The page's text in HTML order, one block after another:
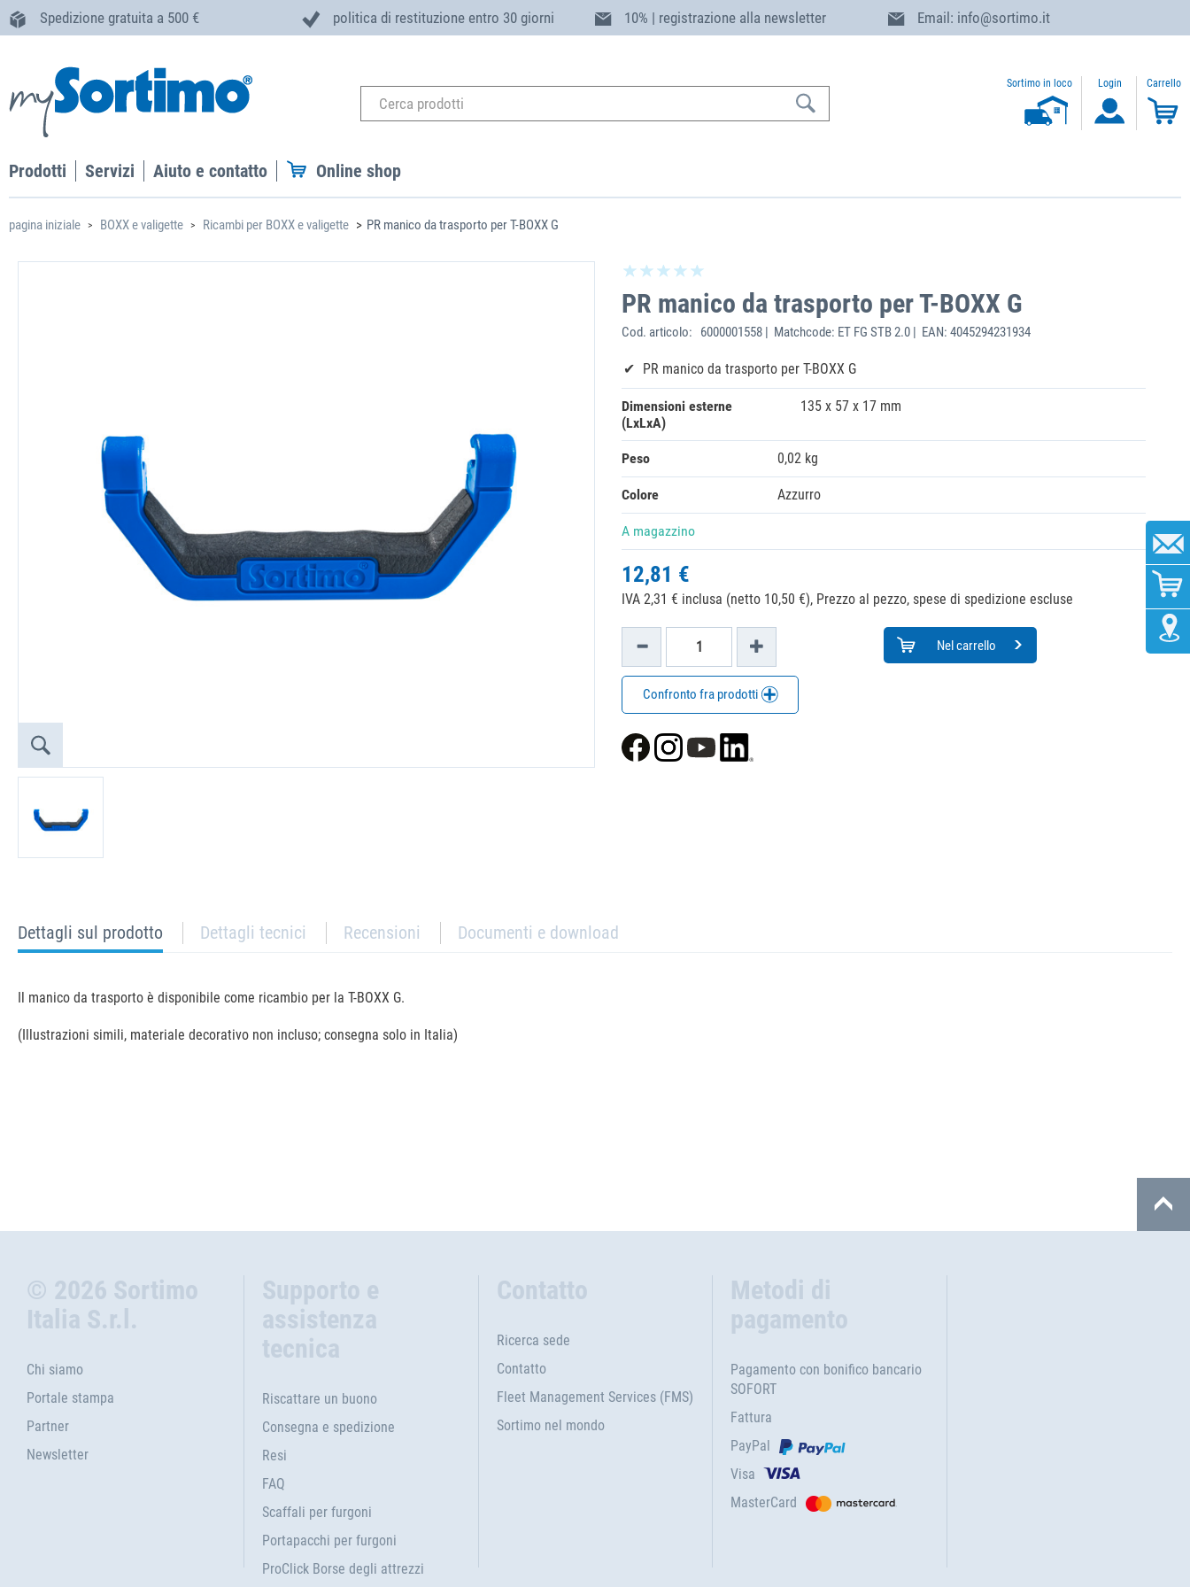
Spedizione gratuita a 500 € politica di restituzione entro 30 giorni 10% | registrazione alla newsletter Email: info@sortimo.it
Sortimo in loco Login Carrello
Prodotti Servizi Aiuto e contatto Online shop
pagina iniziale BOXX e valigette Ricambi per BOXX e valigette PR manico da trasporto per T-BOXX G
PR manico da trasporto per T-BOXX G
Cod. articolo: 6000001558 | Matchcode: ET FG STB 2.0 | EAN: 4045294231934
PR manico da trasporto per T-BOXX G
Dimensioni esterne
(LxLxA)
135 x 57 x 17 mm
Peso 0,02 kg
Colore Azzurro
A magazzino
12,81 €
IVA 2,31 € inclusa (netto 10,50 €), Prezzo al pezzo, spese di spedizione escluse
Nel carrello
Confronto fra prodotti
current
tab:
Dettagli sul prodotto Dettagli tecnici Recensioni Documenti e download
Il manico da trasporto è disponibile come ricambio per la T-BOXX G.
(Illustrazioni simili, materiale decorativo non incluso; consegna solo in Italia)
© 2026 Sortimo
Italia S.r.l.
Chi siamo
Portale stampa
Partner
Newsletter
Supporto e
assistenza
tecnica
Riscattare un buono
Consegna e spedizione
Resi
FAQ
Scaffali per furgoni
Portapacchi per furgoni
ProClick Borse degli attrezzi
Contatto
Ricerca sede
Contatto
Fleet Management Services (FMS)
Sortimo nel mondo
Metodi di
pagamento
Pagamento con bonifico bancario
SOFORT
Fattura
PayPal
Visa
MasterCard